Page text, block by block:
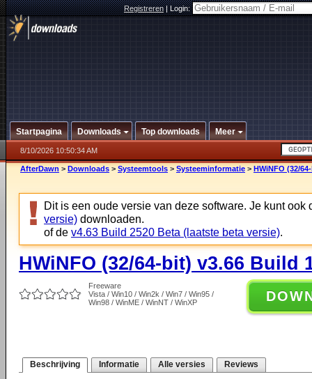
Registreren|Login:
Startpagina Downloads Top downloads Meer
8/10/2026 10:50:34 AM
AfterDawn > Downloads > Systeemtools > Systeeminformatie > HWiNFO (32/
Dit is een oude versie van deze software. Je kunt ook
versie) downloaden.
of de v4.63 Build 2520 Beta (laatste beta versie).
HWiNFO (32/64-bit) v3.66 Build
Freeware
Vista / Win10 / Win2k / Win7 / Win95 /
Win98 / WinME / WinNT / WinXP
Beschrijving Informatie Alle versies Reviews